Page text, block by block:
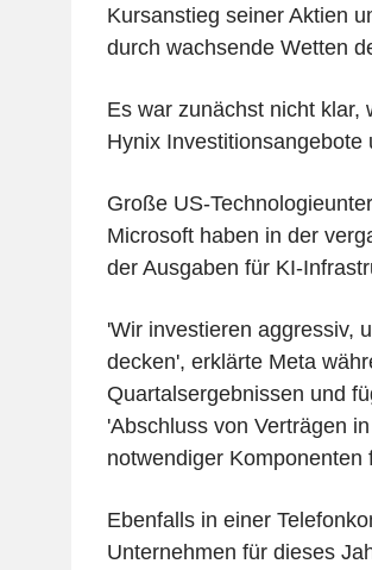
Kursanstieg seiner Aktien
durch wachsende Wetten
Es war zunächst nicht klar,
Hynix Investitionsangebote
Große US-
Microsoft haben in der
der Ausgaben für KI-
'Wir investieren aggressiv,
decken', erklärte Meta
Quartalsergebnissen und
'Abschluss von Verträgen
notwendiger
Ebenfalls in einer
Unternehmen für dieses